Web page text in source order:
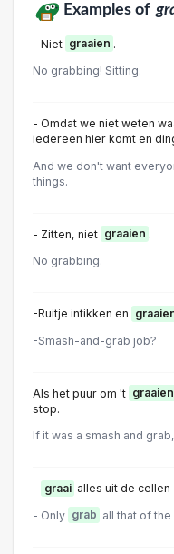
Examples of
- Niet graaien .
No grabbing! Sitting.
- Omdat we niet weten
iedereen hier komt en
And we don't want
things.
- Zitten, niet graaien .
No grabbing.
-Ruitje intikken en
-Smash-and-grab job?
Als het puur om 't graaien
stop.
If it was a smash and
- graai alles uit de cellen
- Only grab all that of the